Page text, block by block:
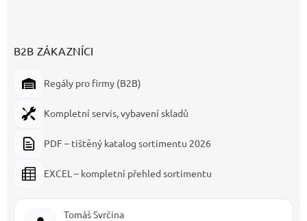
B2B ZÁKAZNÍCI
Regály pro firmy (B2B)
Kompletní servis, vybavení skladů
PDF – tištěný katalog sortimentu 2026
EXCEL – kompletní přehled sortimentu
Tomáš Svrčina